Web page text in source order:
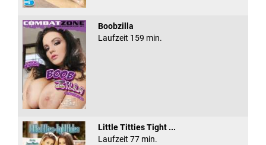
Boobzilla
Laufzeit 159 min.
Little Titties Tight ...
Laufzeit 77 min.